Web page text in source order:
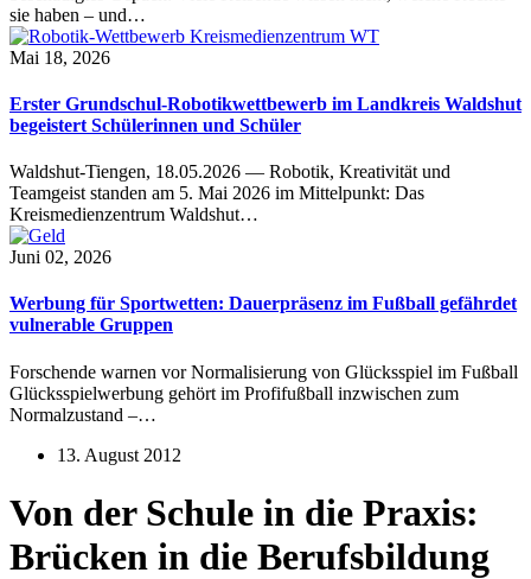
sie haben – und…
Mai 18, 2026
Erster Grundschul-Robotikwettbewerb im Landkreis Waldshut
begeistert Schülerinnen und Schüler
Waldshut-Tiengen, 18.05.2026 — Robotik, Kreativität und
Teamgeist standen am 5. Mai 2026 im Mittelpunkt: Das
Kreismedienzentrum Waldshut…
Juni 02, 2026
Werbung für Sportwetten: Dauerpräsenz im Fußball gefährdet
vulnerable Gruppen
Forschende warnen vor Normalisierung von Glücksspiel im Fußball
Glücksspielwerbung gehört im Profifußball inzwischen zum
Normalzustand –…
13. August 2012
Von der Schule in die Praxis:
Brücken in die Berufsbildung